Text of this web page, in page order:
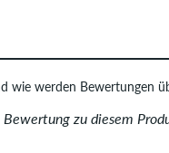
wie werden Bewertungen
skatedeluxezu diesem